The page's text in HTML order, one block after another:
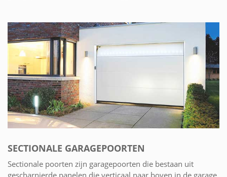
SECTIONALE GARAGEPOORTEN
Sectionale poorten zijn garagepoorten die bestaan uit